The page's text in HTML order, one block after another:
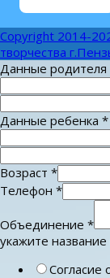
Copyright 2014-
творчества
Данные родителя
Данные ребенка *
Возраст *
Телефон *
Объединение *
укажите
Согласие